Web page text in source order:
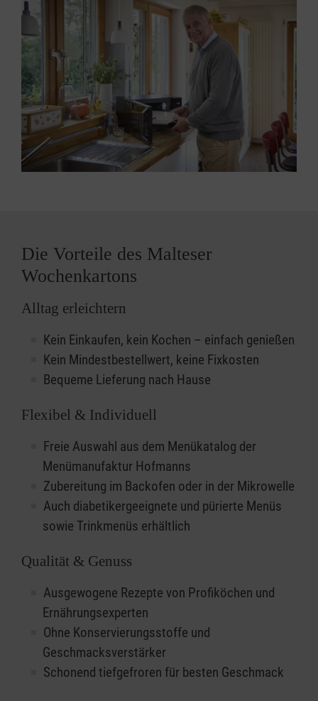
Die Vorteile des Malteser
Wochenkartons
Alltag erleichtern
Kein Einkaufen, kein Kochen – einfach genießen
Kein Mindestbestellwert, keine Fixkosten
Bequeme Lieferung nach Hause
Flexibel & Individuell
Freie Auswahl aus dem Menükatalog der
Menümanufaktur Hofmanns
Zubereitung im Backofen oder in der Mikrowelle
Auch diabetikergeeignete und pürierte Menüs
sowie Trinkmenüs erhältlich
Qualität & Genuss
Ausgewogene Rezepte von Profiköchen und
Ernährungsexperten
Ohne Konservierungsstoffe und
Geschmacksverstärker
Schonend tiefgefroren für besten Geschmack